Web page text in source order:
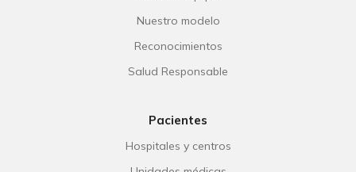
Nuestro modelo
Reconocimientos
Salud Responsable
Pacientes
Hospitales y centros